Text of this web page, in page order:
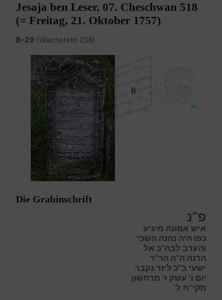
Jesaja ben Leser, 07. Cheschwan 518
(= Freitag, 21. Oktober 1757)
B-29 (Wachstein 258)
Die Grabinschrift
פ”נ
איש אמונה מיגיע
כפו היה נהנה השכי’
והערב לבה”כ אל
הרנה ה”ה הר”ר
ישעי ב”כ ליזר נקבר
יום ו’ עשק ז’ מרחשון
תקי”ח ל’